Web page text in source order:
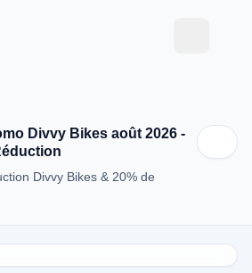
Divvy Bikes août 2026 -
Divvy Bikes & 20% de